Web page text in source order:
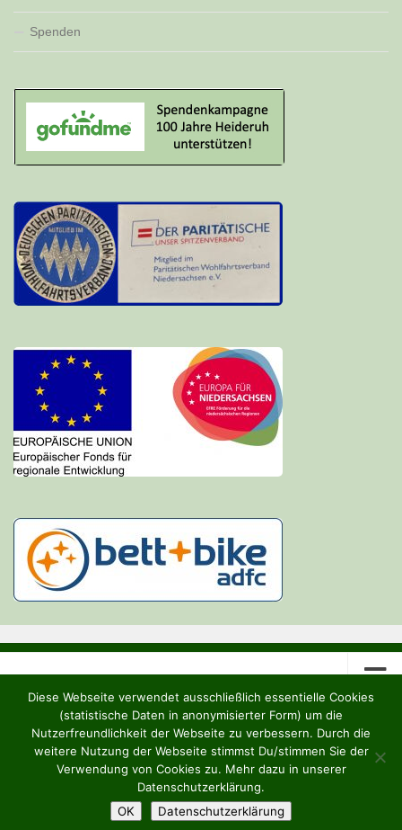
Spenden
Heideruh e.V. © 2026. Alle Rechte vorbehalten.
Diese Webseite verwendet ausschließlich essentielle Cookies
(statistische Daten in anonymisierter Form) um die
Nutzerfreundlichkeit der Webseite zu verbessern. Durch die
weitere Nutzung der Webseite stimmst Du/stimmen Sie der
Verwendung von Cookies zu. Mehr dazu in unserer
Datenschutzerklärung.
OK
Datenschutzerklärung